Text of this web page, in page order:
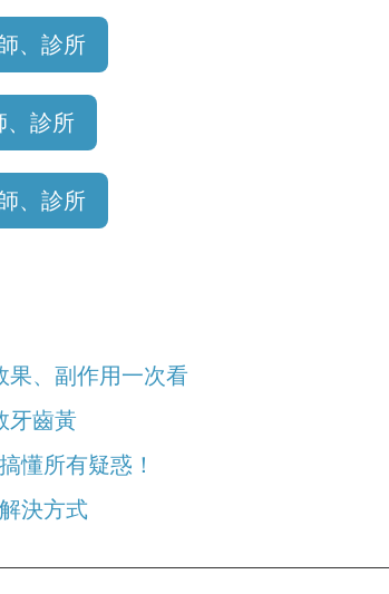
、診所
、診所
、診所
、副作用一次看
牙齒黃
懂所有疑惑！
決方式